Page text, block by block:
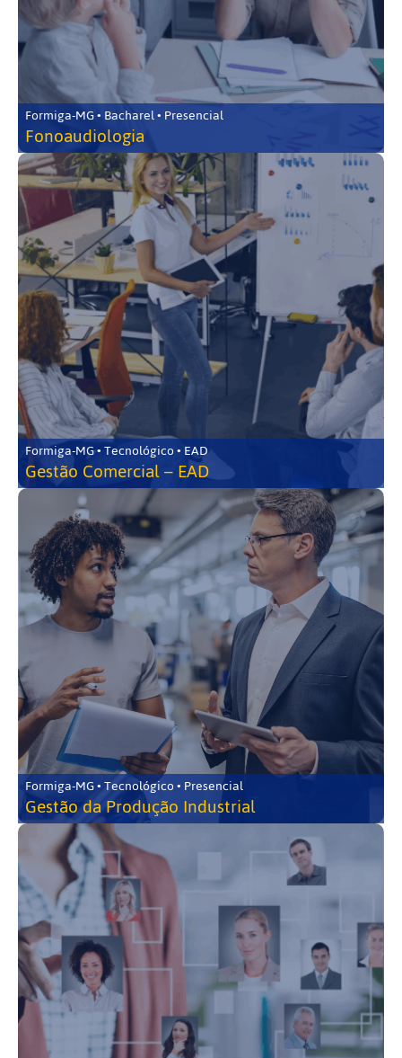
Formiga-MG • Bacharel • Presencial
Fonoaudiologia
Formiga-MG • Tecnológico • EAD
Gestão Comercial – EAD
Formiga-MG • Tecnológico • Presencial
Gestão da Produção Industrial